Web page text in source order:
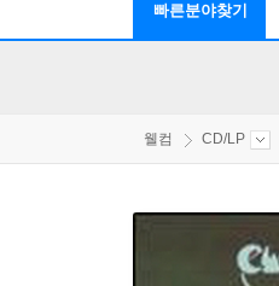
빠른분야찾기
웰컴 CD/LP